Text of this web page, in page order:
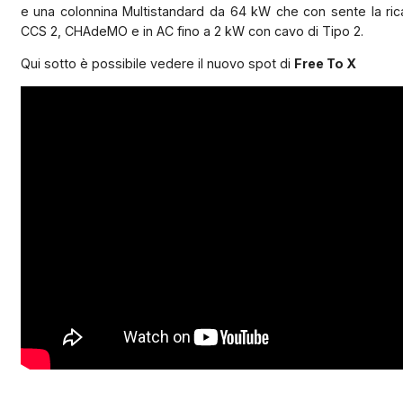
e una colonnina Multistandard da 64 kW che con sente la
CCS 2, CHAdeMO e in AC fino a 2 kW con cavo di Tipo 2.
Qui sotto è possibile vedere il nuovo spot di Free To X